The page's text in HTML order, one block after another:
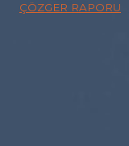
ÇÖZGER RAPORU